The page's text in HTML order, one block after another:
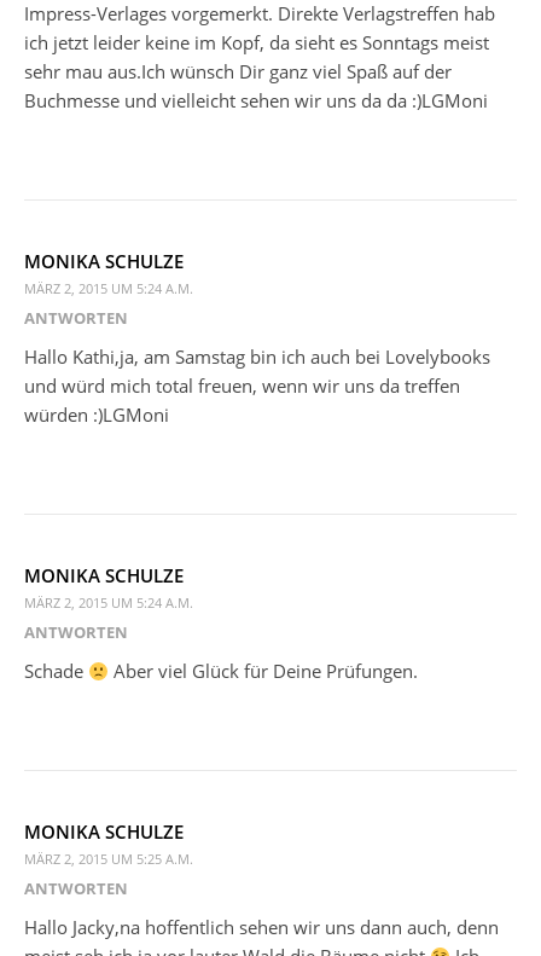
Impress-Verlages vorgemerkt. Direkte Verlagstreffen hab
ich jetzt leider keine im Kopf, da sieht es Sonntags meist
sehr mau aus.Ich wünsch Dir ganz viel Spaß auf der
Buchmesse und vielleicht sehen wir uns da da :)LGMoni
MONIKA SCHULZE
MÄRZ 2, 2015 UM 5:24 A.M.
ANTWORTEN
Hallo Kathi,ja, am Samstag bin ich auch bei Lovelybooks
und würd mich total freuen, wenn wir uns da treffen
würden :)LGMoni
MONIKA SCHULZE
MÄRZ 2, 2015 UM 5:24 A.M.
ANTWORTEN
Schade Aber viel Glück für Deine Prüfungen.
MONIKA SCHULZE
MÄRZ 2, 2015 UM 5:25 A.M.
ANTWORTEN
Hallo Jacky,na hoffentlich sehen wir uns dann auch, denn